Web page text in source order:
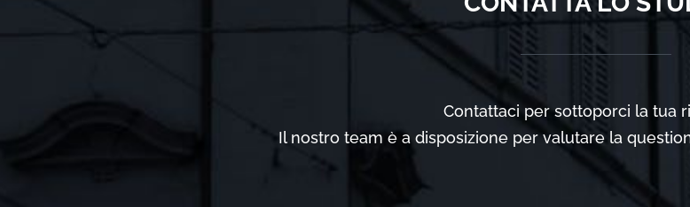
Contattaci per sottoporci la tua
Il nostro team è a disposizione per valutare la